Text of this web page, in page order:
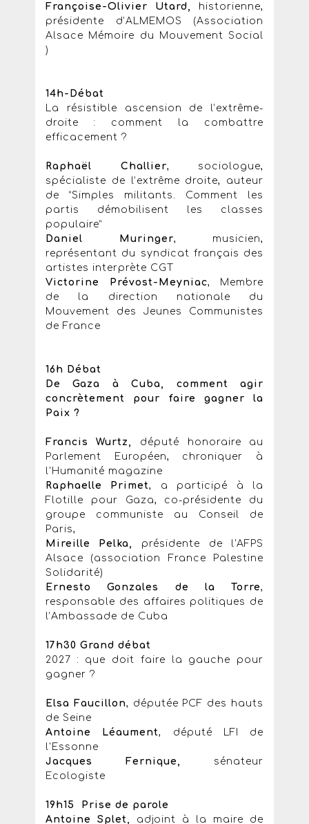
Françoise-Olivier Utard,
historienne,
présidente d’ALMEMOS (Association
Alsace Mémoire du Mouvement Social
)
14h-Débat
La résistible ascension de l’extrême-
droite : comment la combattre
efficacement ?
Raphaël Challier, sociologue,
spécialiste de l’extrême droite, auteur
de “Simples militants. Comment les
partis démobilisent les classes
populaire”
Daniel Muringer, musicien,
représentant du syndicat français des
artistes interprète CGT
Victorine Prévost-Meyniac, Membre
de la direction nationale du
Mouvement des Jeunes Communistes
de France
16h Débat
De Gaza à Cuba, comment agir
concrètement pour faire gagner la
Paix ?
Francis Wurtz, député honoraire au
Parlement Européen, chroniquer à
l'Humanité magazine
Raphaelle Primet, a participé à la
Flotille pour Gaza, co-présidente du
groupe communiste au Conseil de
Paris,
Mireille Pelka,
présidente de l'AFPS
Alsace (association France Palestine
Solidarité)
Ernesto Gonzales de la Torre,
responsable des affaires politiques de
l’Ambassade de Cuba
17h30 Grand débat
2027 : que doit faire la gauche pour
gagner ?
Elsa Faucillon, députée PCF des hauts
de Seine
Antoine Léaument, député LFI de
l'Essonne
Jacques Fernique,
sénateur
Ecologiste
19h15 Prise de parole
Antoine Splet,
adjoint à la maire de